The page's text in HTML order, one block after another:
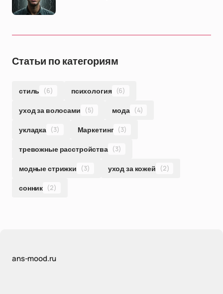
Статьи по категориям
стиль (6) психология (6)
уход за волосами (5) мода (4)
укладка (3) Маркетинг (3)
тревожные расстройства (3)
модные стрижки (3) уход за кожей (2)
сонник (2)
ans-mood.ru